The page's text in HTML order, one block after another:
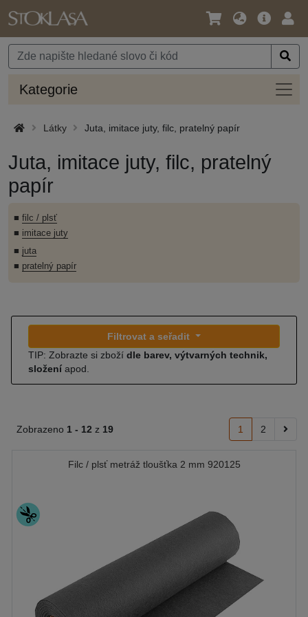
Jazyk
Měna
Hlavní
Kategorie
Látky Juta, imitace juty, filc, pratelný papír
Juta, imitace juty, filc, pratelný
papír
■ filc / plsť
■ imitace juty
■ juta
■ pratelný papír
Filtrovat a seřadit
TIP: Zobrazte si zboží dle barev, výtvarných technik,
složení apod.
Zobrazeno 1 - 12 z 19 1 2
Filc / plsť metráž tloušťka 2 mm 920125